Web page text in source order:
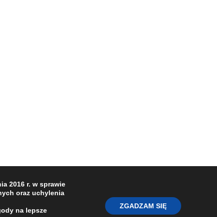
2016 r. w sprawie
oraz uchylenia
na lepsze
ZGADZAM SIĘ